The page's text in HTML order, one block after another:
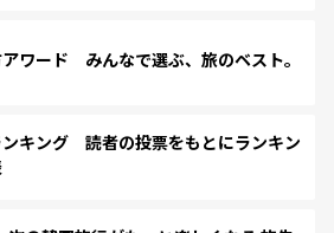
ワード みんなで選ぶ、旅のベスト。
キング 読者の投票をもとにランキン